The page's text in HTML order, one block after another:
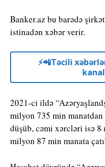
Banker.az bu barədə
istinadən xəbər verir.
⚡️📲Təcili
2021-ci ildə
milyon 735 min
düşüb, cəmi xərcləri isə
milyon 87 min manata